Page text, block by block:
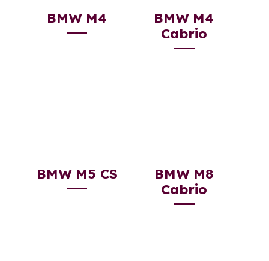
BMW M4
BMW M4
Cabrio
BMW M5 CS
BMW M8
Cabrio